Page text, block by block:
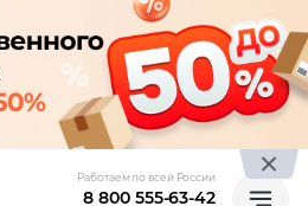
Работаем по всей России
8 800 555-63-42